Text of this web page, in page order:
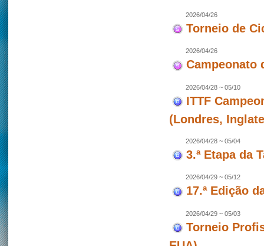
2026/04/26
Torneio de
2026/04/26
Campeonato
2026/04/28 ~ 05/10
ITTF
(Londres,
2026/04/28 ~ 05/04
3.ª Etapa da
2026/04/29 ~ 05/12
17.ª Edição
2026/04/29 ~ 05/03
Torneio